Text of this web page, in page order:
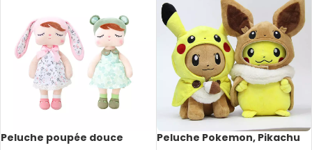
Peluche poupée douce
Peluche Pokemon, Pikachu